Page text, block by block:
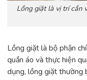
Lồng giặt là vị trí cần
Lồng giặt là bộ phận
quần áo và thực hiện
dụng, lồng giặt thường